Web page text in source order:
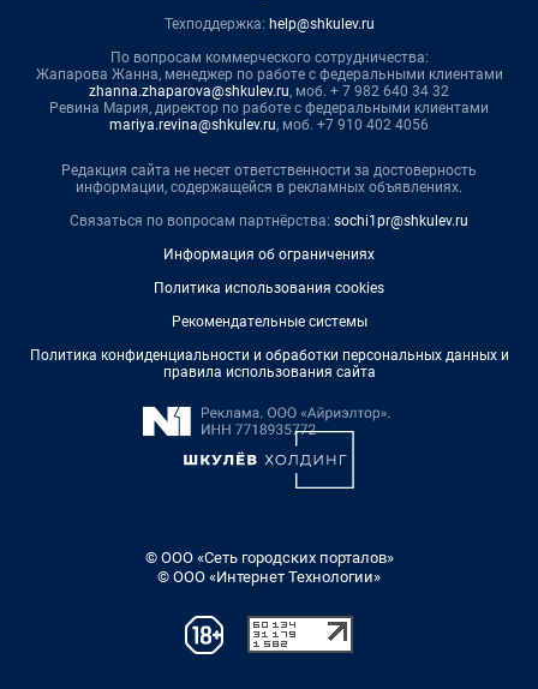
Техподдержка: help@shkulev.ru
По вопросам коммерческого сотрудничества:
Жапарова Жанна, менеджер по работе с федеральными клиентами
zhanna.zhaparova@shkulev.ru, моб. + 7 982 640 34 32
Ревина Мария, директор по работе с федеральными клиентами
mariya.revina@shkulev.ru, моб. +7 910 402 4056
Редакция сайта не несет ответственности за достоверность
информации, содержащейся в рекламных объявлениях.
Связаться по вопросам партнёрства: sochi1pr@shkulev.ru
Информация об ограничениях
Политика использования cookies
Рекомендательные системы
Политика конфиденциальности и обработки персональных данных и
правила использования сайта
© ООО «Сеть городских порталов»
© ООО «Интернет Технологии»